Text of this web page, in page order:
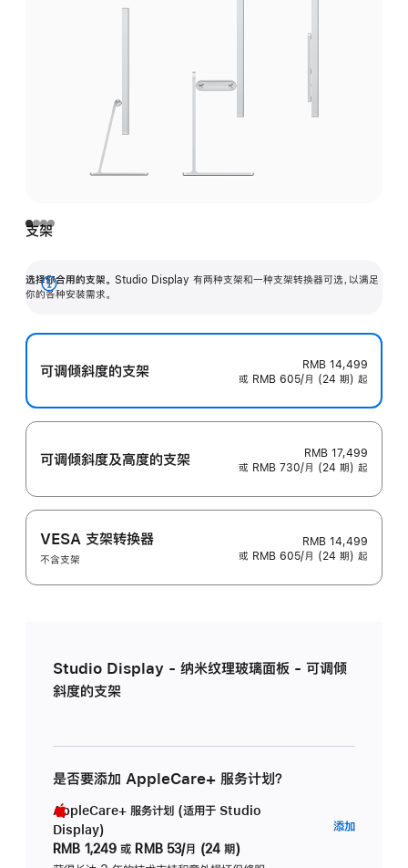
支架
选择你合用的支架。 Studio Display 有两种支架和一种支架转换器可选，以满足
你的各种安装需求。
展
可调倾斜度的支架
RMB 14,499
或 RMB 605/月 (24 期) 起
可调倾斜度及高‍度的支‍架
RMB 17,499
或 RMB 730/月 (24 期) 起
VESA 支架转换器
不含支架
RMB 14,499
或 RMB 605/月 (24 期) 起
Studio Display - 纳米纹理玻璃面板 - 可调倾
斜度的支架
是否要添加 AppleCare+ 服务计划？
AppleCare+ 服务计划 (适用于 Studio
Display)
RMB 1,249 或 RMB 53/月 (24 期)
添加